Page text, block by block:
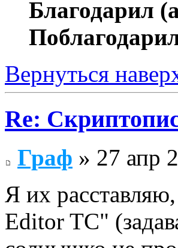
Благодарил
Вернуться
Re:
Граф » 27 апр
Я их
Editor TC"